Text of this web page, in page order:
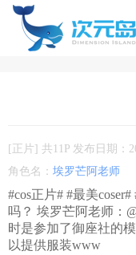
[正片] 共11P 发布日期：
角色名： 埃罗芒阿老师
#cos正片# #最美
吗？ 埃罗芒阿老师：
时是参加了御座社的
以提供服装www